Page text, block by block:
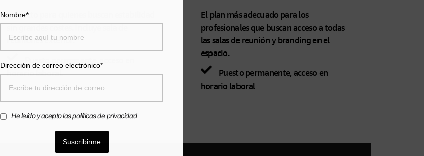
Nombre*
Dirección de correo electrónico*
He leído y acepto las políticas de privacidad
Suscribirme
Perfecto para quienes buscan estabilidad
sin grandes costes. Incluye sala de
reuniones exterior.
Puesto permanente, acceso en
horario laboral.
El plan más adecuado para los
profesionales que buscan acceso a todas
las salas de reunión y branding en el
espacio.
Puesto permanente, acceso en
horario laboral